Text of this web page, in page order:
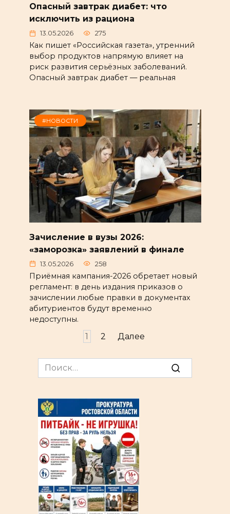
Опасный завтрак диабет: что
исключить из рациона
13.05.2026 275
Как пишет «Российская газета», утренний
выбор продуктов напрямую влияет на
риск развития серьёзных заболеваний.
Опасный завтрак диабет — реальная
#НОВОСТИ
Зачисление в вузы 2026:
«заморозка» заявлений в финале
13.05.2026 258
Приёмная кампания-2026 обретает новый
регламент: в день издания приказов о
зачислении любые правки в документах
абитуриентов будут временно
недоступны.
1 2 Далее
Search
for: